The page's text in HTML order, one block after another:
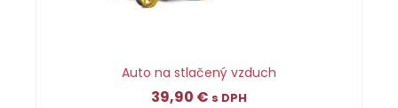
Auto na stlačený vzduch
39,90 € s DPH